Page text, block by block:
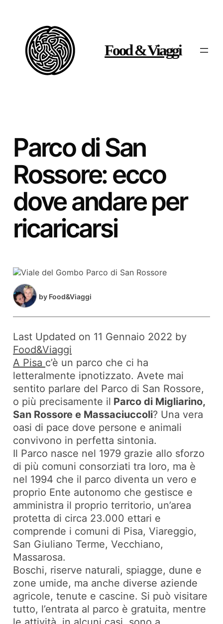
Food & Viaggi
Parco di San
Rossore: ecco
dove andare per
ricaricarsi
by Food&Viaggi
Last Updated on 11 Gennaio 2022 by
Food&Viaggi
A Pisa c’è un parco che ci ha
letteralmente ipnotizzato. Avete mai
sentito parlare del Parco di San Rossore,
o più precisamente il Parco di Migliarino,
San Rossore e Massaciuccoli? Una vera
oasi di pace dove persone e animali
convivono in perfetta sintonia.
Il Parco nasce nel 1979 grazie allo sforzo
di più comuni consorziati tra loro, ma è
nel 1994 che il parco diventa un vero e
proprio Ente autonomo che gestisce e
amministra il proprio territorio, un’area
protetta di circa 23.000 ettari e
comprende i comuni di Pisa, Viareggio,
San Giuliano Terme, Vecchiano,
Massarosa.
Boschi, riserve naturali, spiagge, dune e
zone umide, ma anche diverse aziende
agricole, tenute e cascine. Si può visitare
tutto, l’entrata al parco è gratuita, mentre